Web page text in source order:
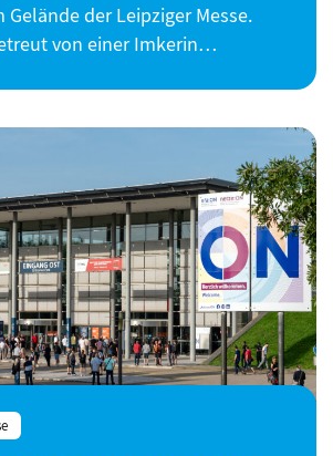
Gelände der Leipziger Messe.
von einer Imkerin…